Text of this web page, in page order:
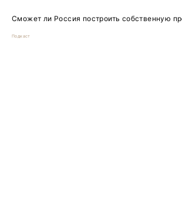
Сможет ли Россия построить собственную
Подкаст